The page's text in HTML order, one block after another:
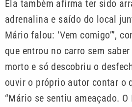
Ela também afirma ter sido
adrenalina e saído do local
Mário falou: ‘Vem comigo’”,
que entrou no carro sem
morto e só descobriu o
ouvir o próprio autor contar o
“Mário se sentiu ameaçado.